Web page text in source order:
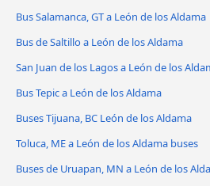
Bus Salamanca, GT a León de los Aldama
Bus de Saltillo a León de los Aldama
San Juan de los Lagos a León de los
Bus Tepic a León de los Aldama
Buses Tijuana, BC León de los Aldama
Toluca, ME a León de los Aldama buses
Buses de Uruapan, MN a León de los